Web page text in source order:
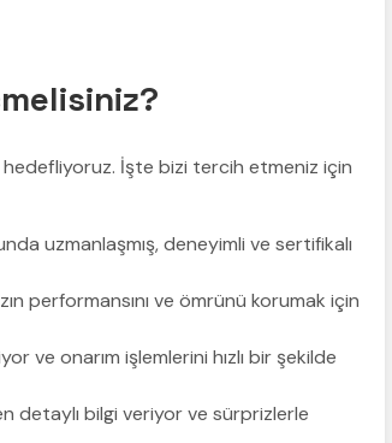
hedefliyoruz. İşte bizi tercih etmeniz için
uzmanlaşmış, deneyimli ve sertifikalı
performansını ve ömrünü korumak için
ve onarım işlemlerini hızlı bir şekilde
detaylı bilgi veriyor ve sürprizlerle